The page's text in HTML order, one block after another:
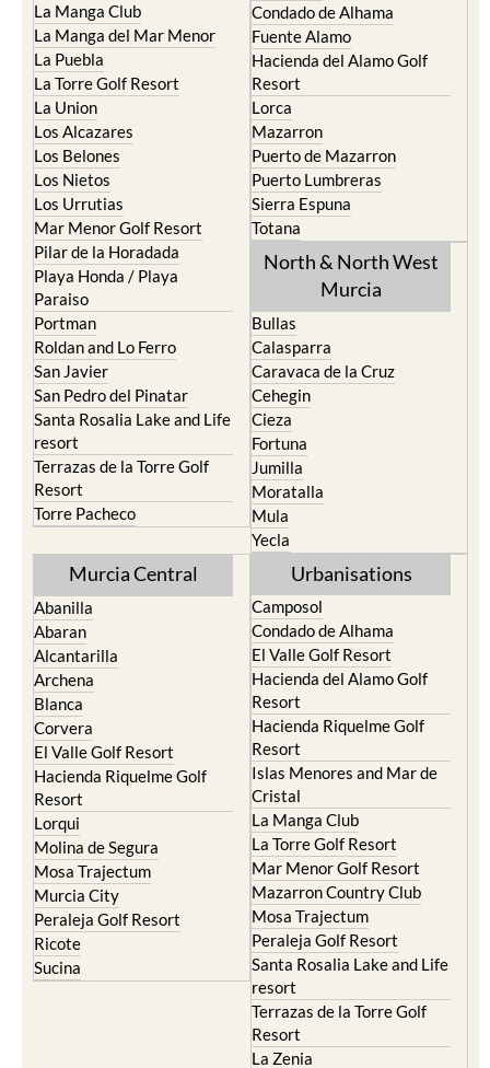
La Manga Club
La Manga del Mar Menor
La Puebla
La Torre Golf Resort
La Union
Los Alcazares
Los Belones
Los Nietos
Los Urrutias
Mar Menor Golf Resort
Pilar de la Horadada
Playa Honda / Playa
Paraiso
Portman
Roldan and Lo Ferro
San Javier
San Pedro del Pinatar
Santa Rosalia Lake and Life
resort
Terrazas de la Torre Golf
Resort
Torre Pacheco
Condado de Alhama
Fuente Alamo
Hacienda del Alamo Golf
Resort
Lorca
Mazarron
Puerto de Mazarron
Puerto Lumbreras
Sierra Espuna
Totana
North & North West
Murcia
Bullas
Calasparra
Caravaca de la Cruz
Cehegin
Cieza
Fortuna
Jumilla
Moratalla
Mula
Yecla
Murcia Central
Abanilla
Abaran
Alcantarilla
Archena
Blanca
Corvera
El Valle Golf Resort
Hacienda Riquelme Golf
Resort
Lorqui
Molina de Segura
Mosa Trajectum
Murcia City
Peraleja Golf Resort
Ricote
Sucina
Urbanisations
Camposol
Condado de Alhama
El Valle Golf Resort
Hacienda del Alamo Golf
Resort
Hacienda Riquelme Golf
Resort
Islas Menores and Mar de
Cristal
La Manga Club
La Torre Golf Resort
Mar Menor Golf Resort
Mazarron Country Club
Mosa Trajectum
Peraleja Golf Resort
Santa Rosalia Lake and Life
resort
Terrazas de la Torre Golf
Resort
La Zenia